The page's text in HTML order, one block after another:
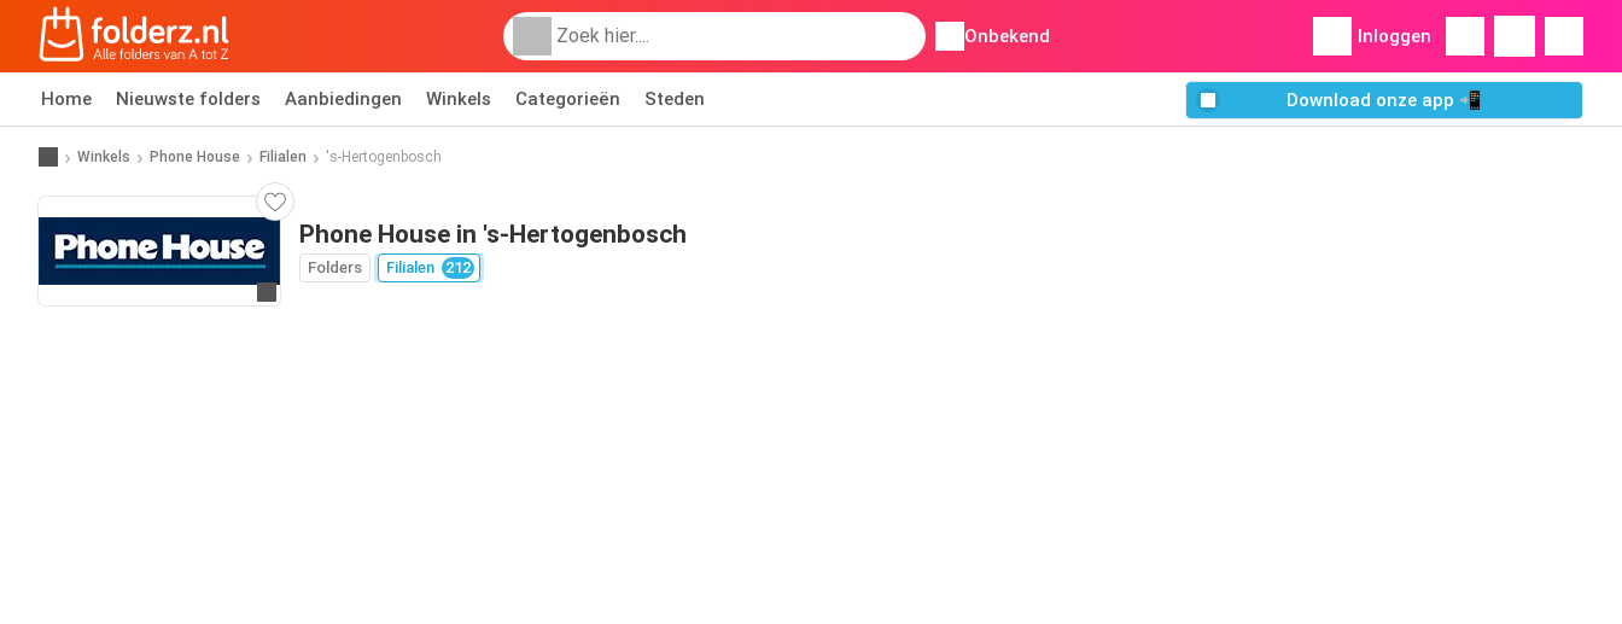
Onbekend Inloggen
Home Nieuwste folders Aanbiedingen Winkels Categorieën Steden Download onze app 📲
Winkels Phone House Filialen 's-Hertogenbosch
Phone House in 's-Hertogenbosch
Folders Filialen 212